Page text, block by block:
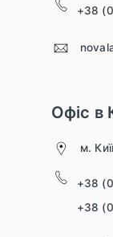
+38
Офіс в
м.
+38
+38